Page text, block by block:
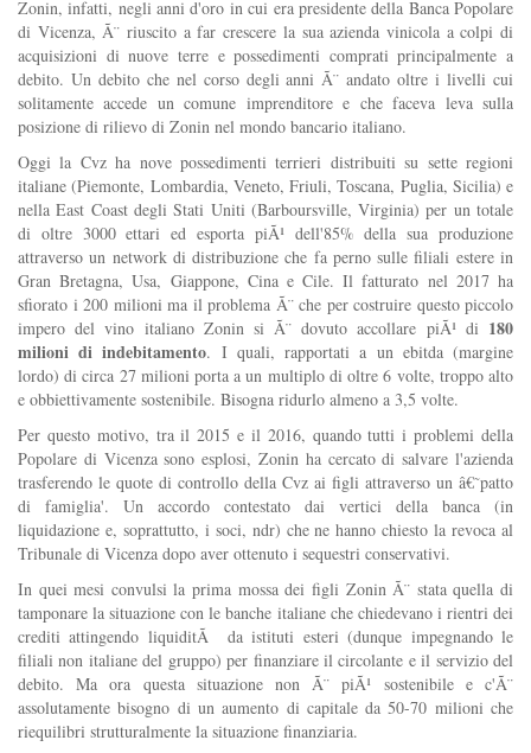
Zonin, infatti, negli anni d'oro in cui era presidente della Banca Popolare
di Vicenza, Ã¨ riuscito a far crescere la sua azienda vinicola a colpi di
acquisizioni di nuove terre e possedimenti comprati principalmente a
debito. Un debito che nel corso degli anni Ã¨ andato oltre i livelli cui
solitamente accede un comune imprenditore e che faceva leva sulla
posizione di rilievo di Zonin nel mondo bancario italiano.
Oggi la Cvz ha nove possedimenti terrieri distribuiti su sette regioni
italiane (Piemonte, Lombardia, Veneto, Friuli, Toscana, Puglia, Sicilia) e
nella East Coast degli Stati Uniti (Barboursville, Virginia) per un totale
di oltre 3000 ettari ed esporta piÃ¹ dell'85% della sua produzione
attraverso un network di distribuzione che fa perno sulle filiali estere in
Gran Bretagna, Usa, Giappone, Cina e Cile. Il fatturato nel 2017 ha
sfiorato i 200 milioni ma il problema Ã¨ che per costruire questo piccolo
impero del vino italiano Zonin si Ã¨ dovuto accollare piÃ¹ di 180
milioni di indebitamento. I quali, rapportati a un ebitda (margine
lordo) di circa 27 milioni porta a un multiplo di oltre 6 volte, troppo alto
e obbiettivamente sostenibile. Bisogna ridurlo almeno a 3,5 volte.
Per questo motivo, tra il 2015 e il 2016, quando tutti i problemi della
Popolare di Vicenza sono esplosi, Zonin ha cercato di salvare l'azienda
trasferendo le quote di controllo della Cvz ai figli attraverso un â€˜patto
di famiglia'. Un accordo contestato dai vertici della banca (in
liquidazione e, soprattutto, i soci, ndr) che ne hanno chiesto la revoca al
Tribunale di Vicenza dopo aver ottenuto i sequestri conservativi.
In quei mesi convulsi la prima mossa dei figli Zonin Ã¨ stata quella di
tamponare la situazione con le banche italiane che chiedevano i rientri dei
crediti attingendo liquiditÃ da istituti esteri (dunque impegnando le
filiali non italiane del gruppo) per finanziare il circolante e il servizio del
debito. Ma ora questa situazione non Ã¨ piÃ¹ sostenibile e c'Ã¨
assolutamente bisogno di un aumento di capitale da 50-70 milioni che
riequilibri strutturalmente la situazione finanziaria.